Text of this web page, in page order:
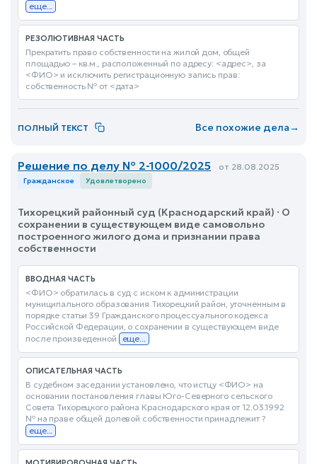
еще...
РЕЗОЛЮТИВНАЯ ЧАСТЬ
Прекратить право собственности на жилой дом, общей
площадью – кв.м., расположенный по адресу: <адрес>, за
<ФИО> и исключить регистрационную запись прав:
собственность № от <дата>
ПОЛНЫЙ ТЕКСТ Все похожие дела→
Решение по делу № 2-1000/2025 от 28.08.2025
Гражданское Удовлетворено
Тихорецкий районный суд (Краснодарский край) · О
сохранении в существующем виде самовольно
построенного жилого дома и признании права
собственности
ВВОДНАЯ ЧАСТЬ
<ФИО> обратилась в суд с иском к администрации
муниципального образования Тихорецкий район, уточненным в
порядке статьи 39 Гражданского процессуального кодекса
Российской Федерации, о сохранении в существующем виде
после произведенной
еще...
ОПИСАТЕЛЬНАЯ ЧАСТЬ
В судебном заседании установлено, что истцу <ФИО> на
основании постановления главы Юго-Северного сельского
Совета Тихорецкого района Краснодарского края от 12.03.1992
№ на праве общей долевой собственности принадлежит ?
еще...